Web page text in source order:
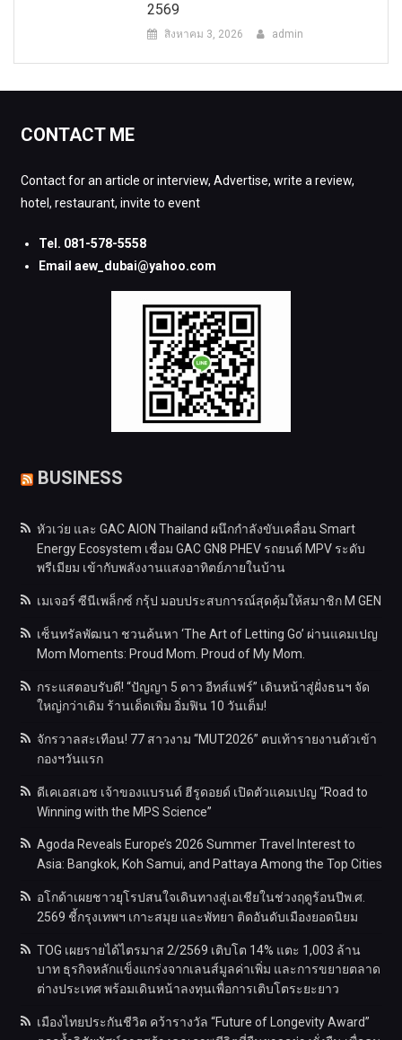
2569
สิงหาคม 3, 2026 admin
CONTACT ME
Contact for an article or interview, Advertise, write a review,
hotel, restaurant, invite to event
Tel. 081-578-5558
Email aew_dubai@yahoo.com
BUSINESS
หัวเว่ย และ GAC AION Thailand ผนึกกำลังขับเคลื่อน Smart
Energy Ecosystem เชื่อม GAC GN8 PHEV รถยนต์ MPV ระดับ
พรีเมียม เข้ากับพลังงานแสงอาทิตย์ภายในบ้าน
เมเจอร์ ซีนีเพล็กซ์ กรุ้ป มอบประสบการณ์สุดคุ้มให้สมาชิก M GEN
เซ็นทรัลพัฒนา ชวนค้นหา ‘The Art of Letting Go’ ผ่านแคมเปญ
Mom Moments: Proud Mom. Proud of My Mom.
กระแสตอบรับดี! “ปัญญา 5 ดาว อีทส์แฟร์” เดินหน้าสู่ฝั่งธนฯ จัด
ใหญ่กว่าเดิม ร้านเด็ดเพิ่ม อิ่มฟิน 10 วันเต็ม!
จักรวาลสะเทือน! 77 สาวงาม “MUT2026” ตบเท้ารายงานตัวเข้า
กองฯวันแรก
ดีเคเอสเอช เจ้าของแบรนด์ ฮีรูดอยด์ เปิดตัวแคมเปญ “Road to
Winning with the MPS Science”
Agoda Reveals Europe’s 2026 Summer Travel Interest to
Asia: Bangkok, Koh Samui, and Pattaya Among the Top Cities
อโกด้าเผยชาวยุโรปสนใจเดินทางสู่เอเชียในช่วงฤดูร้อนปีพ.ศ.
2569 ชี้กรุงเทพฯ เกาะสมุย และพัทยา ติดอันดับเมืองยอดนิยม
TOG เผยรายได้ไตรมาส 2/2569 เติบโต 14% แตะ 1,003 ล้าน
บาท ธุรกิจหลักแข็งแกร่งจากเลนส์มูลค่าเพิ่ม และการขยายตลาด
ต่างประเทศ พร้อมเดินหน้าลงทุนเพื่อการเติบโตระยะยาว
เมืองไทยประกันชีวิต คว้ารางวัล “Future of Longevity Award”